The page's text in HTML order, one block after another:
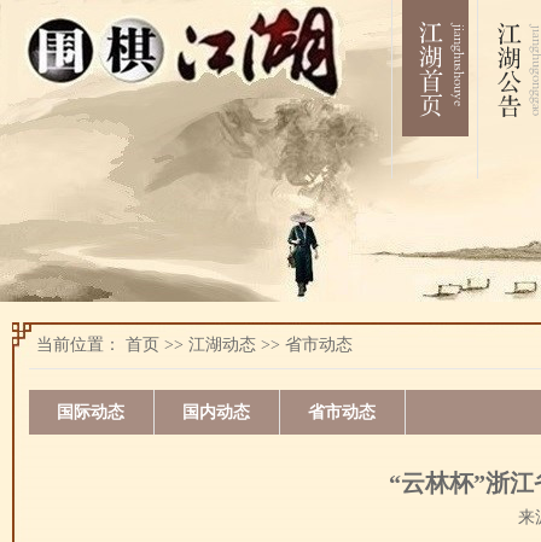
当前位置： 首页 >> 江湖动态>> 省市动态
国际动态 国内动态 省市动态
“云林杯”浙
来